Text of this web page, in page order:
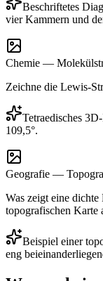
Beschriftetes
vier Kammern und
Chemie —
Zeichne die Lewis-
Tetraedisches
109,5°.
Geografie —
Was zeigt eine
topografischen Karte
Beispiel einer
eng